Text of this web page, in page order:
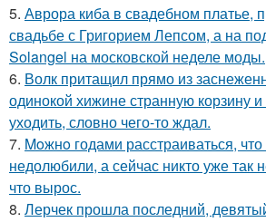
5. Аврора киба в свадебном платье,
свадьбе с Григорием Лепсом, а на
Solangel на московской неделе моды.
6. Волк притащил прямо из
одинокой хижине странную корзину и
уходить, словно чего-то ждал.
7. Moжнo годами расстраиваться, что
недолюбили, а сейчас никто уже так
что вырос.
8. Лерчек прошла последний,